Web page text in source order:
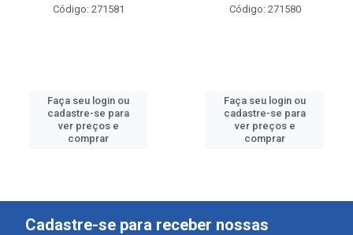
Código: 271581
Faça seu login ou
cadastre-se para
ver preços e
comprar
Código: 271580
Faça seu login ou
cadastre-se para
ver preços e
comprar
Cadastre-se para receber nossas